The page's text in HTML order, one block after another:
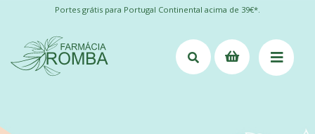
Portes grátis para Portugal Continental acima de 39€*.